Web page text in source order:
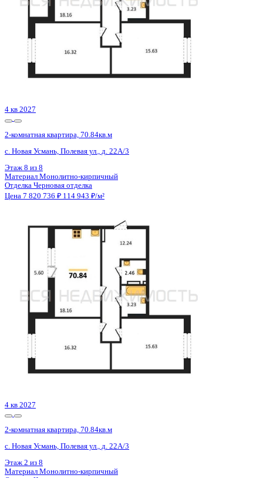
Цена 7 820 736 ₽ 114 943 ₽/м²
4 кв 2027
2-комнатная квартира, 70.84кв.м
с. Новая Усмань, Полевая ул., д. 22А/3
Этаж
6 из 8
Материал
Монолитно-кирпичный
Цена 7 820 736 ₽ 114 943 ₽/м²